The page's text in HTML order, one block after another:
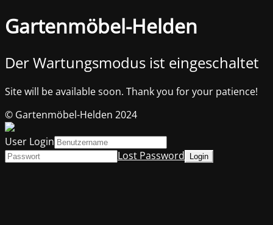
Gartenmöbel-Helden
Der Wartungsmodus ist eingeschaltet
Site will be available soon. Thank you for your patience!
© Gartenmöbel-Helden 2024
User Login
Lost Password